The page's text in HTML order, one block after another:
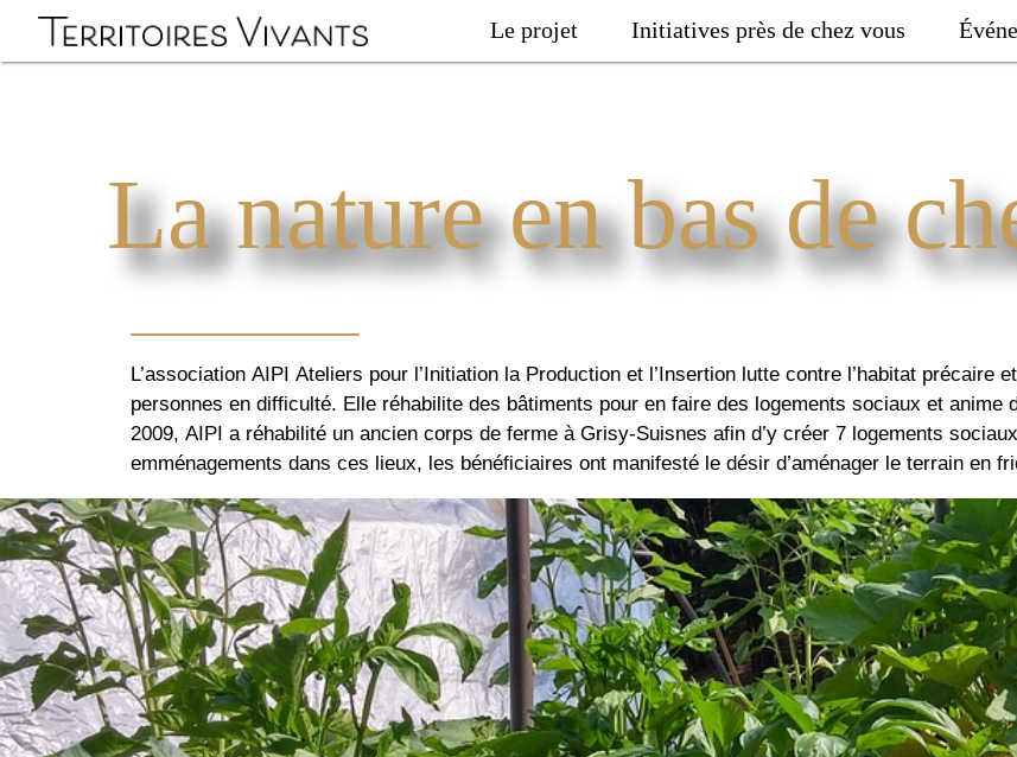
Le projet Initiatives près de chez vous
La nature en bas de
L’association AIPI Ateliers pour l’Initiation la Production et l’Insertion lutte contre l’habitat précaire
personnes en difficulté. Elle réhabilite des bâtiments pour en faire des logements sociaux et anime
2009, AIPI a réhabilité un ancien corps de ferme à Grisy-Suisnes afin d’y créer 7 logements
emménagements dans ces lieux, les bénéficiaires ont manifesté le désir d’aménager le terrain en